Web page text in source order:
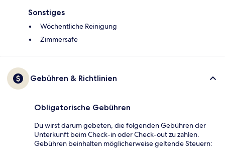
Sonstiges
Wöchentliche Reinigung
Zimmersafe
Gebühren & Richtlinien
Obligatorische Gebühren
Du wirst darum gebeten, die folgenden Gebühren der
Unterkunft beim Check-in oder Check-out zu zahlen.
Gebühren beinhalten möglicherweise geltende Steuern: